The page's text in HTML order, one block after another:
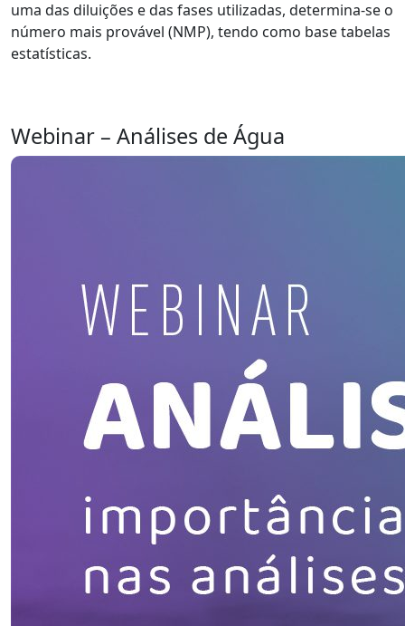
uma das diluições e das fases utilizadas, determina-se o
número mais provável (NMP), tendo como base tabelas
estatísticas.
Webinar – Análises de Água